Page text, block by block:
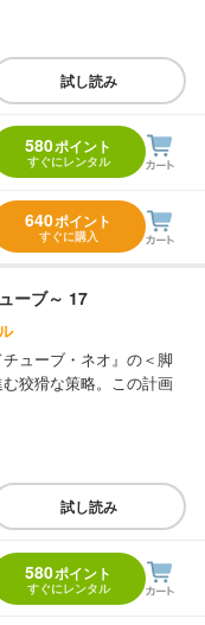
試し読み
580ポイント
すぐにレンタル
640ポイント
すぐに購入
ーブ～ 17
ューブ・ネオ』の＜脚
狡猾な策略。この計画
試し読み
580ポイント
すぐにレンタル